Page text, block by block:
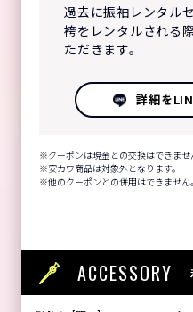
過去に振袖レンタル
袴をレンタルされる
ただきます。
詳細を
クーポンは現金との交換はできませ
安カワ商品は対象外となります。
他のクーポンとの併用はできません
ACCESSORY